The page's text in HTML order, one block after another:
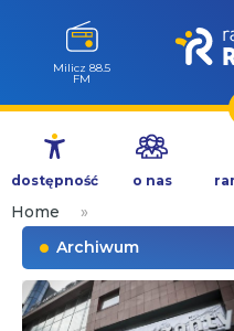
Przejdź
treści
Milicz 88.5
FM
dostępność o nas
Home
»
Archiwum